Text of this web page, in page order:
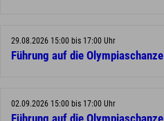
29.08.2026 15:00 bis 17:00 Uhr
Führung auf die Olympiaschanze
02.09.2026 15:00 bis 17:00 Uhr